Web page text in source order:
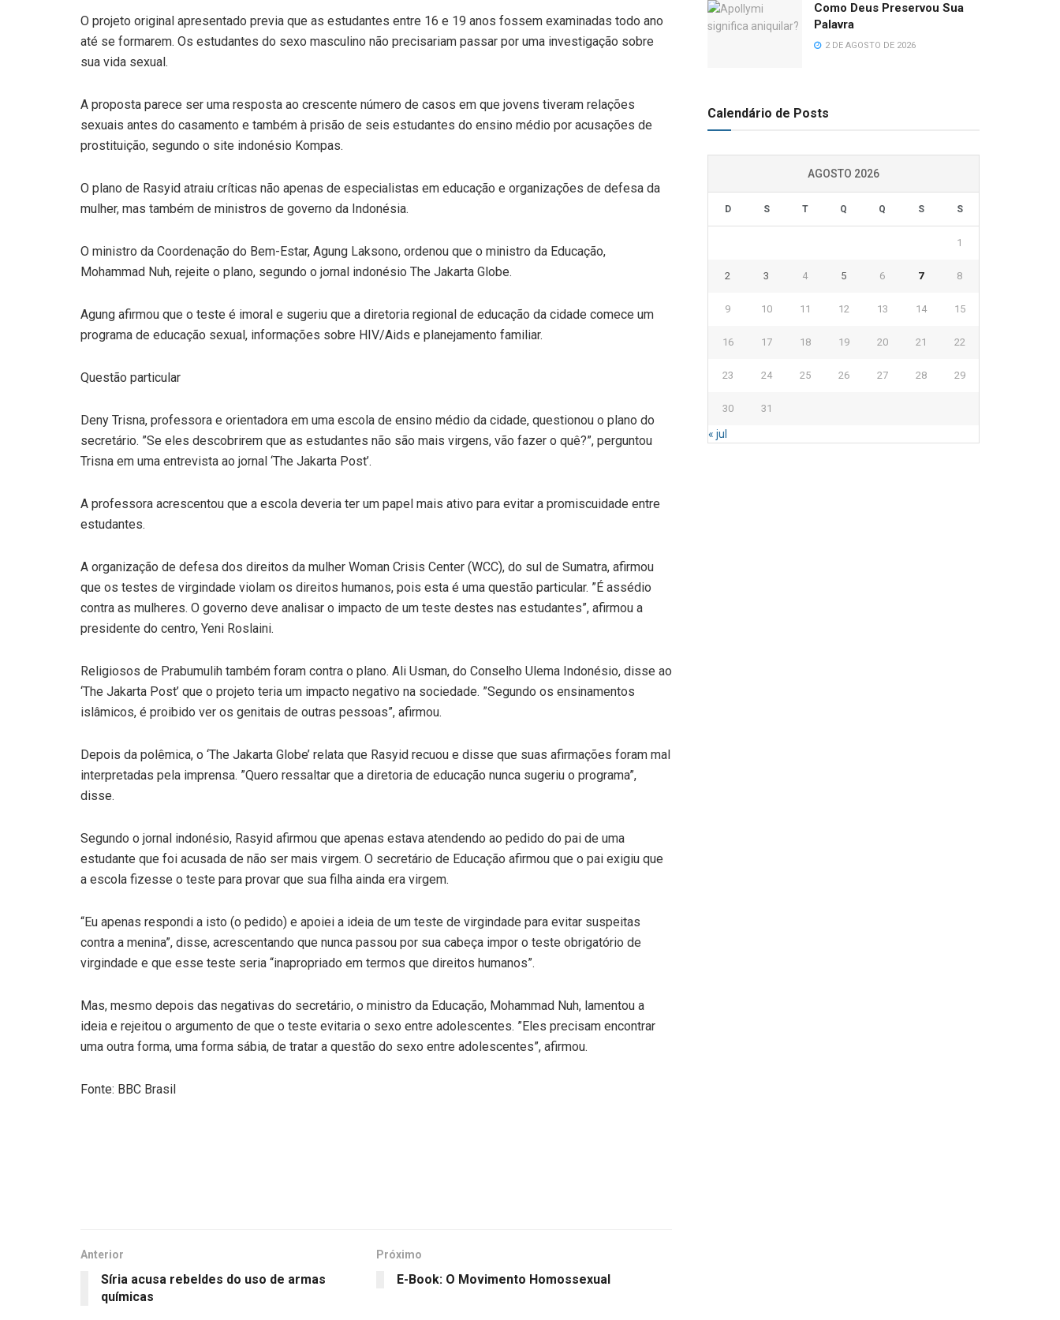
O projeto original apresentado previa que as estudantes entre 16 e 19 anos fossem examinadas todo ano
até se formarem. Os estudantes do sexo masculino não precisariam passar por uma investigação sobre
sua vida sexual.
A proposta parece ser uma resposta ao crescente número de casos em que jovens tiveram relações
sexuais antes do casamento e também à prisão de seis estudantes do ensino médio por acusações de
prostituição, segundo o site indonésio Kompas.
O plano de Rasyid atraiu críticas não apenas de especialistas em educação e organizações de defesa da
mulher, mas também de ministros de governo da Indonésia.
O ministro da Coordenação do Bem-Estar, Agung Laksono, ordenou que o ministro da Educação,
Mohammad Nuh, rejeite o plano, segundo o jornal indonésio The Jakarta Globe.
Agung afirmou que o teste é imoral e sugeriu que a diretoria regional de educação da cidade comece um
programa de educação sexual, informações sobre HIV/Aids e planejamento familiar.
Questão particular
Deny Trisna, professora e orientadora em uma escola de ensino médio da cidade, questionou o plano do
secretário. ”Se eles descobrirem que as estudantes não são mais virgens, vão fazer o quê?”, perguntou
Trisna em uma entrevista ao jornal ‘The Jakarta Post’.
A professora acrescentou que a escola deveria ter um papel mais ativo para evitar a promiscuidade entre
estudantes.
A organização de defesa dos direitos da mulher Woman Crisis Center (WCC), do sul de Sumatra, afirmou
que os testes de virgindade violam os direitos humanos, pois esta é uma questão particular. ”É assédio
contra as mulheres. O governo deve analisar o impacto de um teste destes nas estudantes”, afirmou a
presidente do centro, Yeni Roslaini.
Religiosos de Prabumulih também foram contra o plano. Ali Usman, do Conselho Ulema Indonésio, disse ao
‘The Jakarta Post’ que o projeto teria um impacto negativo na sociedade. ”Segundo os ensinamentos
islâmicos, é proibido ver os genitais de outras pessoas”, afirmou.
Depois da polêmica, o ‘The Jakarta Globe’ relata que Rasyid recuou e disse que suas afirmações foram mal
interpretadas pela imprensa. ”Quero ressaltar que a diretoria de educação nunca sugeriu o programa”,
disse.
Segundo o jornal indonésio, Rasyid afirmou que apenas estava atendendo ao pedido do pai de uma
estudante que foi acusada de não ser mais virgem. O secretário de Educação afirmou que o pai exigiu que
a escola fizesse o teste para provar que sua filha ainda era virgem.
“Eu apenas respondi a isto (o pedido) e apoiei a ideia de um teste de virgindade para evitar suspeitas
contra a menina”, disse, acrescentando que nunca passou por sua cabeça impor o teste obrigatório de
virgindade e que esse teste seria “inapropriado em termos que direitos humanos”.
Mas, mesmo depois das negativas do secretário, o ministro da Educação, Mohammad Nuh, lamentou a
ideia e rejeitou o argumento de que o teste evitaria o sexo entre adolescentes. ”Eles precisam encontrar
uma outra forma, uma forma sábia, de tratar a questão do sexo entre adolescentes”, afirmou.
Fonte: BBC Brasil
Anterior
Síria acusa rebeldes do uso de armas
químicas
Próximo
E-Book: O Movimento Homossexual
Como Deus Preservou Sua
Palavra
2 DE AGOSTO DE 2026
Calendário de Posts
AGOSTO 2026
D S T Q Q S S
1
2 3 4 5 6 7 8
9 10 11 12 13 14 15
16 17 18 19 20 21 22
23 24 25 26 27 28 29
30 31
« jul